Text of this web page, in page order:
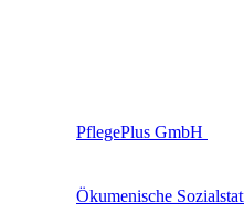
PflegePlus GmbH
Ökumenische